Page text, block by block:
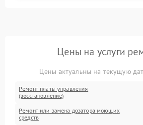
Цены на услуги
Цены актуальны на текущую
Ремонт платы управления
(восстановление)
Ремонт или замена дозатора моющих
средств